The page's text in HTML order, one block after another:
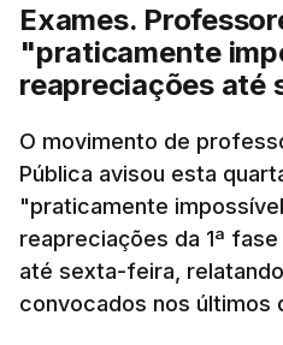
Exames.
"praticamente
reapreciações até
O movimento de
Pública avisou esta
"praticamente
reapreciações da 1ª
até sexta-feira,
convocados nos últimos